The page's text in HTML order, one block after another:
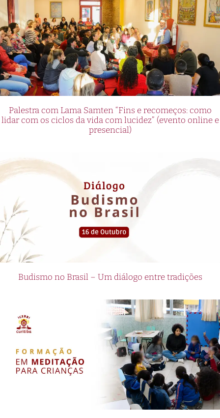
Palestra com Lama Samten “Fins e recomeços: como
lidar com os ciclos da vida com lucidez” (evento online e
presencial)
Budismo no Brasil – Um diálogo entre tradições